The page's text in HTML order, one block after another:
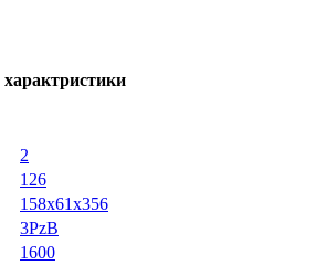
характристики
2
126
158x61x356
3PzB
1600